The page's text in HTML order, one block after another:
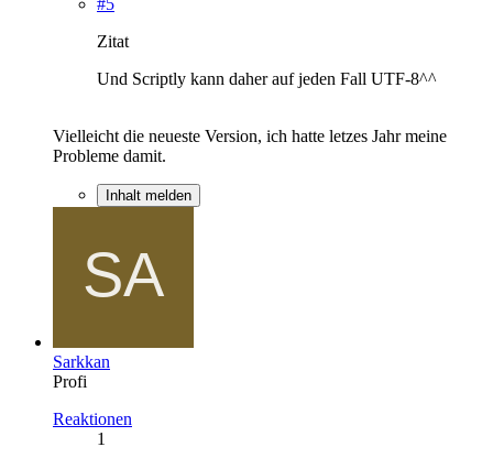
Zitat
Und Scriptly kann daher auf jeden Fall UTF-8^^
Vielleicht die neueste Version, ich hatte letzes Jahr meine
Probleme damit.
Inhalt melden
Sarkkan
Profi
Reaktionen
1